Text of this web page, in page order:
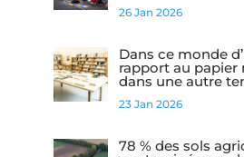
26 Jan 2026
Dans ce monde
rapport au papier
dans une autre
23 Jan 2026
78 % des sols